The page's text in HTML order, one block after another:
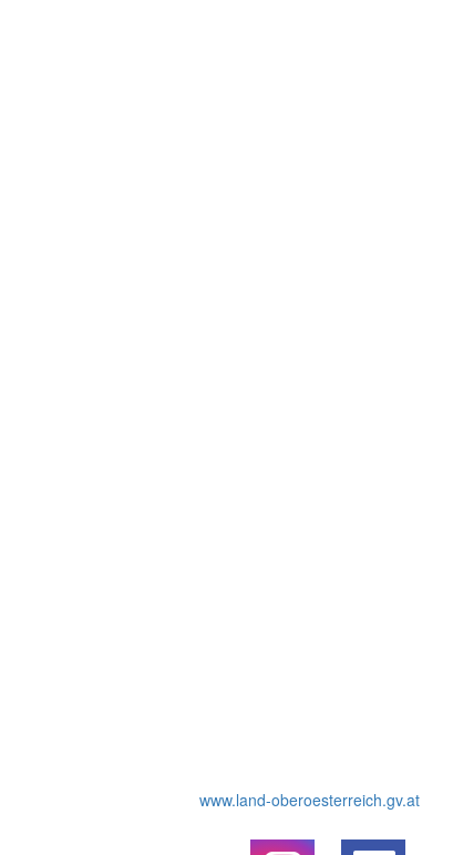
www.land-oberoesterreich.gv.at